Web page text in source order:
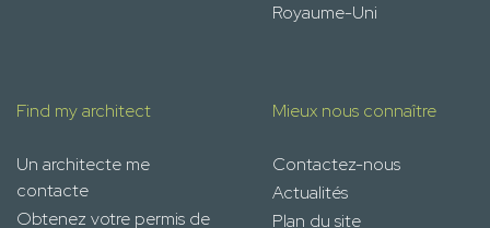
Royaume-Uni
Find my architect
Un architecte me
contacte
Obtenez votre permis de
Mieux nous connaître
Contactez-nous
Actualités
Plan du site